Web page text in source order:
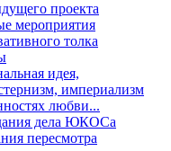
проекта
мероприятия
толка
идея,
империализм
любви...
дела ЮКОСа
пересмотра